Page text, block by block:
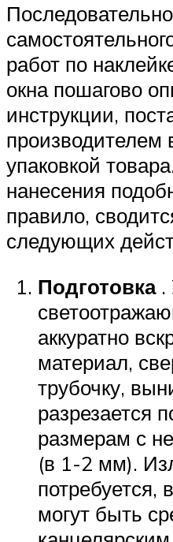
работ по
окна пошагово
инструкции,
производителем
упаковкой
нанесения
правило,
следующих
Подготовка.
аккуратно
материал,
трубочку,
разрезается
размерам с
(в 1-2 мм).
могут быть